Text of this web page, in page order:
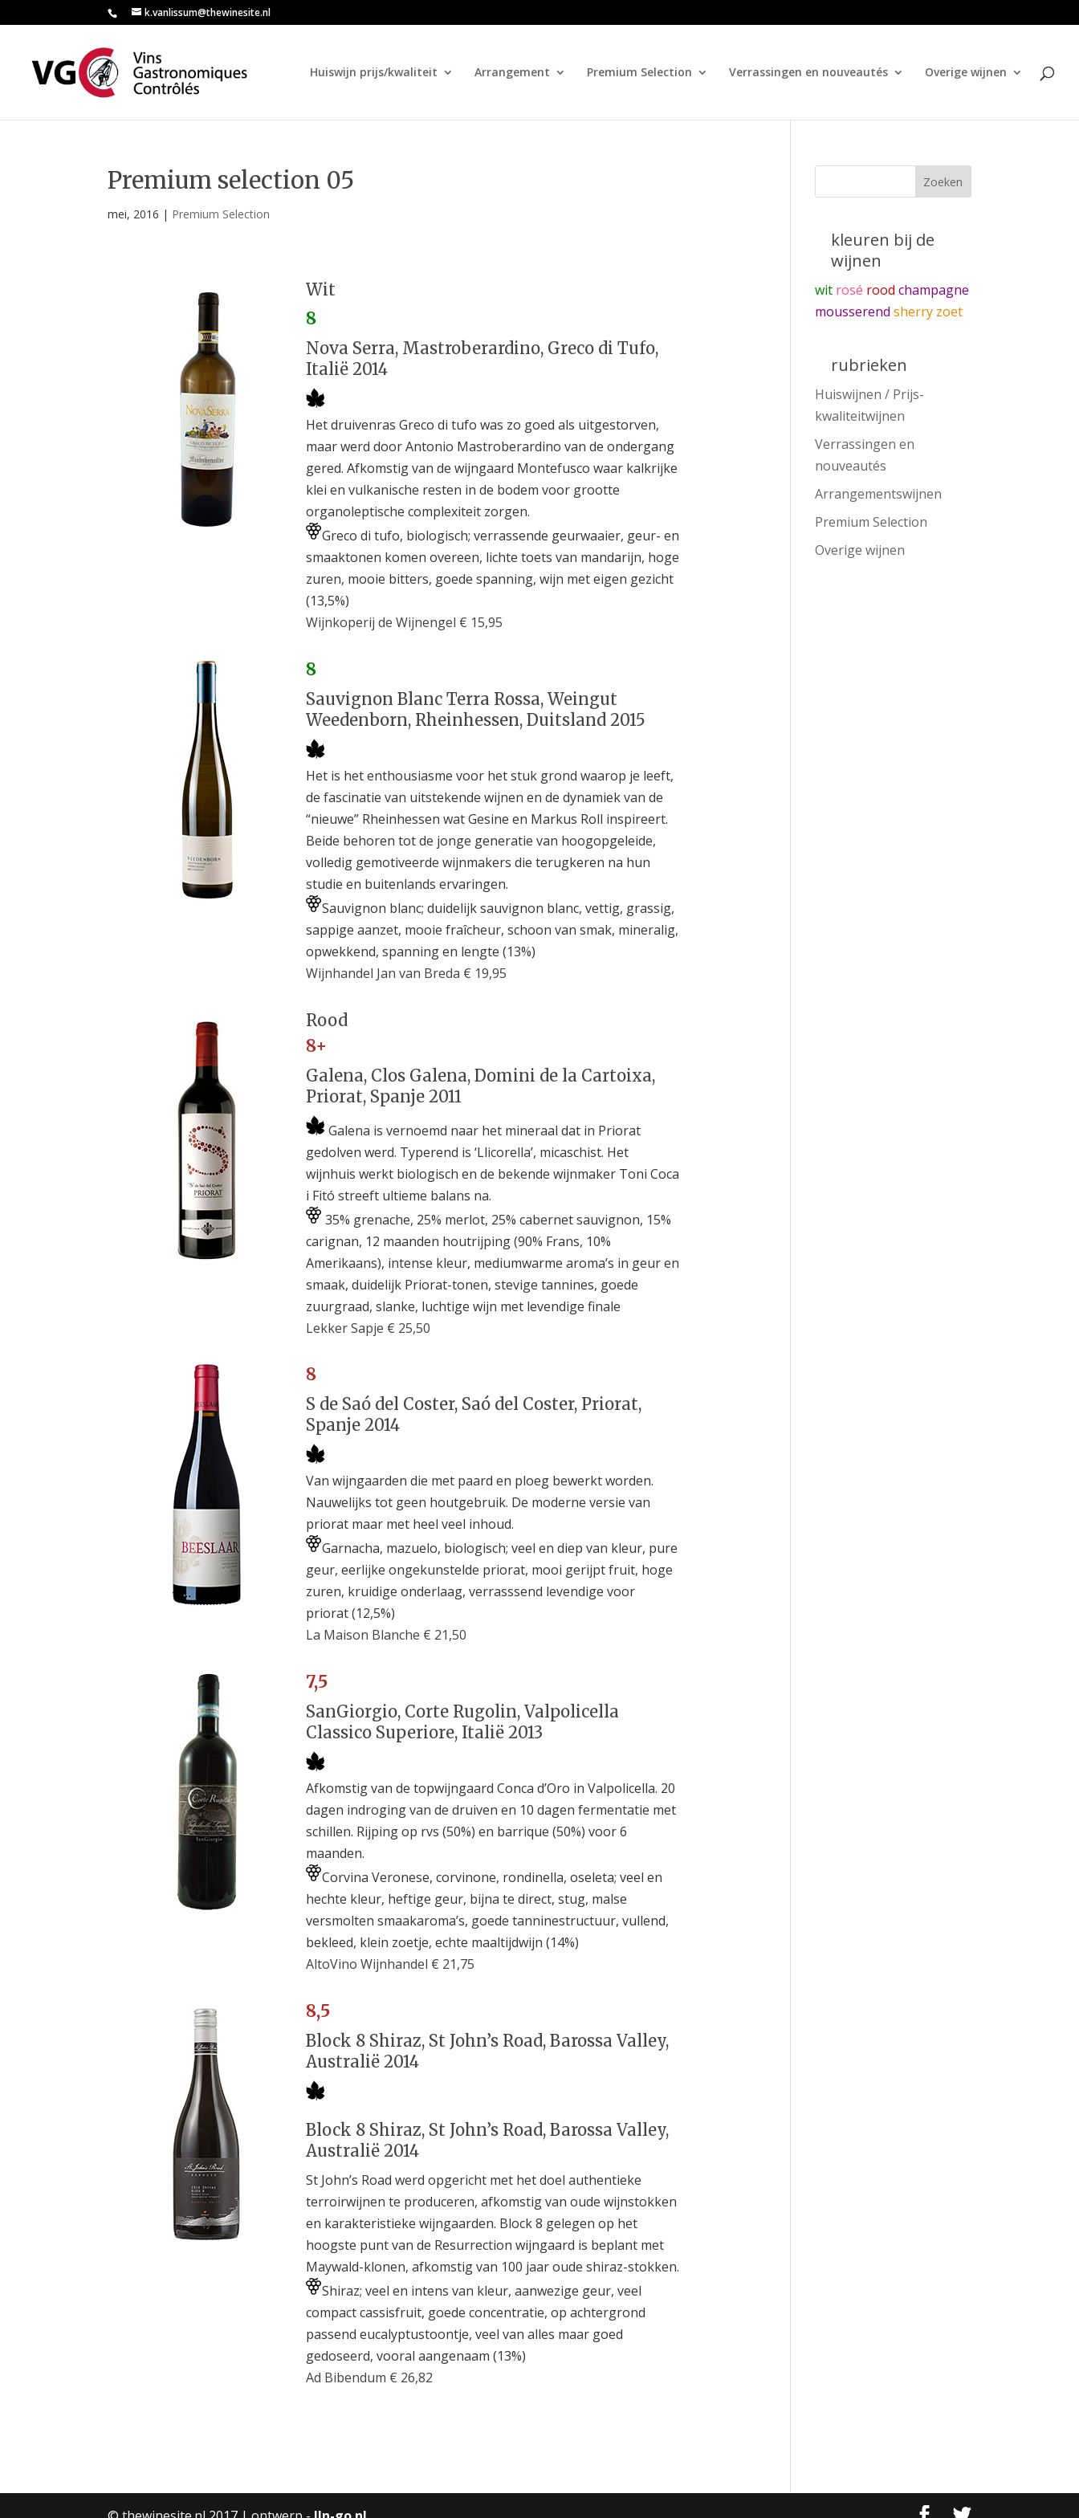
k.vanlissum@thewinesite.nl
Huiswijn prijs/kwaliteit Arrangement Premium Selection Verrassingen en nouveautés Overige wijnen
Premium selection 05
mei, 2016 | Premium Selection
Wit
8
Nova Serra, Mastroberardino, Greco di Tufo,
Italië 2014
Het druivenras Greco di tufo was zo goed als uitgestorven,
maar werd door Antonio Mastroberardino van de ondergang
gered. Afkomstig van de wijngaard Montefusco waar kalkrijke
klei en vulkanische resten in de bodem voor grootte
organoleptische complexiteit zorgen.
Greco di tufo, biologisch; verrassende geurwaaier, geur- en
smaaktonen komen overeen, lichte toets van mandarijn, hoge
zuren, mooie bitters, goede spanning, wijn met eigen gezicht
(13,5%)
Wijnkoperij de Wijnengel € 15,95
8
Sauvignon Blanc Terra Rossa, Weingut
Weedenborn, Rheinhessen, Duitsland 2015
Het is het enthousiasme voor het stuk grond waarop je leeft,
de fascinatie van uitstekende wijnen en de dynamiek van de
“nieuwe” Rheinhessen wat Gesine en Markus Roll inspireert.
Beide behoren tot de jonge generatie van hoogopgeleide,
volledig gemotiveerde wijnmakers die terugkeren na hun
studie en buitenlands ervaringen.
Sauvignon blanc; duidelijk sauvignon blanc, vettig, grassig,
sappige aanzet, mooie fraîcheur, schoon van smak, mineralig,
opwekkend, spanning en lengte (13%)
Wijnhandel Jan van Breda € 19,95
Rood
8+
Galena, Clos Galena, Domini de la Cartoixa,
Priorat, Spanje 2011
Galena is vernoemd naar het mineraal dat in Priorat
gedolven werd. Typerend is ‘Llicorella’, micaschist. Het
wijnhuis werkt biologisch en de bekende wijnmaker Toni Coca
i Fitó streeft ultieme balans na.
35% grenache, 25% merlot, 25% cabernet sauvignon, 15%
carignan, 12 maanden houtrijping (90% Frans, 10%
Amerikaans), intense kleur, mediumwarme aroma’s in geur en
smaak, duidelijk Priorat-tonen, stevige tannines, goede
zuurgraad, slanke, luchtige wijn met levendige finale
Lekker Sapje € 25,50
8
S de Saó del Coster, Saó del Coster, Priorat,
Spanje 2014
Van wijngaarden die met paard en ploeg bewerkt worden.
Nauwelijks tot geen houtgebruik. De moderne versie van
priorat maar met heel veel inhoud.
Garnacha, mazuelo, biologisch; veel en diep van kleur, pure
geur, eerlijke ongekunstelde priorat, mooi gerijpt fruit, hoge
zuren, kruidige onderlaag, verrasssend levendige voor
priorat (12,5%)
La Maison Blanche € 21,50
7,5
SanGiorgio, Corte Rugolin, Valpolicella
Classico Superiore, Italië 2013
Afkomstig van de topwijngaard Conca d’Oro in Valpolicella. 20
dagen indroging van de druiven en 10 dagen fermentatie met
schillen. Rijping op rvs (50%) en barrique (50%) voor 6
maanden.
Corvina Veronese, corvinone, rondinella, oseleta; veel en
hechte kleur, heftige geur, bijna te direct, stug, malse
versmolten smaakaroma’s, goede tanninestructuur, vullend,
bekleed, klein zoetje, echte maaltijdwijn (14%)
AltoVino Wijnhandel € 21,75
8,5
Block 8 Shiraz, St John’s Road, Barossa Valley,
Australië 2014
Block 8 Shiraz, St John’s Road, Barossa Valley,
Australië 2014
St John’s Road werd opgericht met het doel authentieke
terroirwijnen te produceren, afkomstig van oude wijnstokken
en karakteristieke wijngaarden. Block 8 gelegen op het
hoogste punt van de Resurrection wijngaard is beplant met
Maywald-klonen, afkomstig van 100 jaar oude shiraz-stokken.
Shiraz; veel en intens van kleur, aanwezige geur, veel
compact cassisfruit, goede concentratie, op achtergrond
passend eucalyptustoontje, veel van alles maar goed
gedoseerd, vooral aangenaam (13%)
Ad Bibendum € 26,82
kleuren bij de
wijnen
wit rosé rood champagne
mousserend sherry zoet
rubrieken
Huiswijnen / Prijs-
kwaliteitwijnen
Verrassingen en
nouveautés
Arrangementswijnen
Premium Selection
Overige wijnen